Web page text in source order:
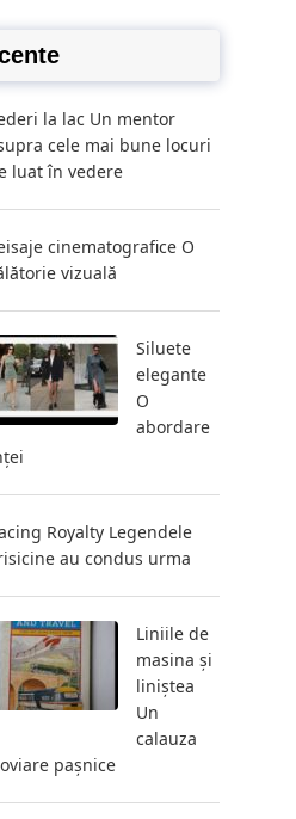
la lac Un mentor
cele mai bune locuri
luat în vedere
cinematografice O
vizuală
Siluete
elegante
O
abordare
Royalty Legendele
au condus urma
Liniile de
masina și
liniștea
Un
calauza
pașnice